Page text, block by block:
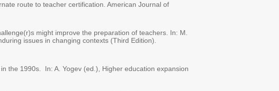
route to teacher certification. American Journal of
might improve the preparation of teachers. In: M.
issues in changing contexts (Third Edition).
the 1990s
In: A. Yogev (ed.), Higher education expansion